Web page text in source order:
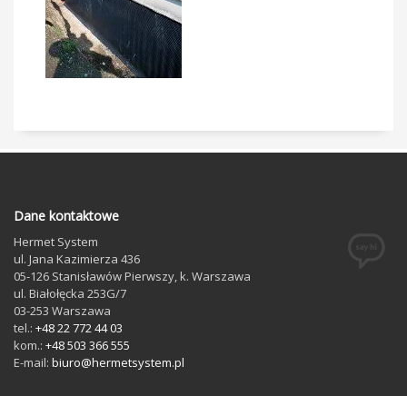
Dane kontaktowe
Hermet System
ul. Jana Kazimierza 436
05-126 Stanisławów Pierwszy, k. Warszawa
ul. Białołęcka 253G/7
03-253 Warszawa
tel.: +48 22 772 44 03
kom.: +48 503 366 555
E-mail: biuro@hermetsystem.pl